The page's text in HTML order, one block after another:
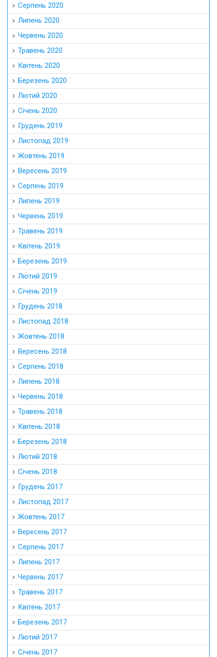
Серпень 2020
Липень 2020
Червень 2020
Травень 2020
Квітень 2020
Березень 2020
Лютий 2020
Січень 2020
Грудень 2019
Листопад 2019
Жовтень 2019
Вересень 2019
Серпень 2019
Липень 2019
Червень 2019
Травень 2019
Квітень 2019
Березень 2019
Лютий 2019
Січень 2019
Грудень 2018
Листопад 2018
Жовтень 2018
Вересень 2018
Серпень 2018
Липень 2018
Червень 2018
Травень 2018
Квітень 2018
Березень 2018
Лютий 2018
Січень 2018
Грудень 2017
Листопад 2017
Жовтень 2017
Вересень 2017
Серпень 2017
Липень 2017
Червень 2017
Травень 2017
Квітень 2017
Березень 2017
Лютий 2017
Січень 2017